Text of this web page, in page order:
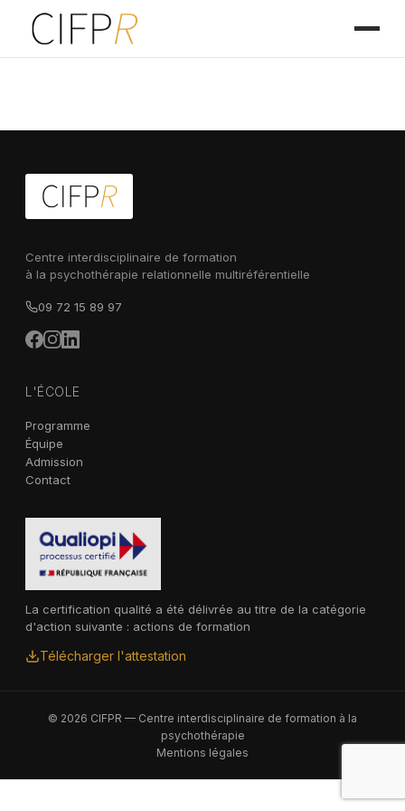
Centre interdisciplinaire de formation
à la psychothérapie relationnelle multiréférentielle
09 72 15 89 97
L'ÉCOLE
Programme
Équipe
Admission
Contact
La certification qualité a été délivrée au titre de la catégorie
d'action suivante : actions de formation
Télécharger l'attestation
© 2026 CIFPR — Centre interdisciplinaire de formation à la
psychothérapie
Mentions légales